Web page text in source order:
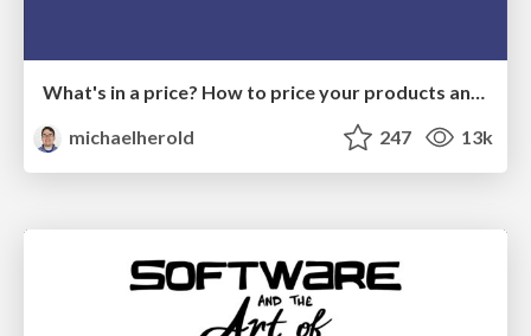
What's in a price? How to price your products and services
michaelherold
247 13k